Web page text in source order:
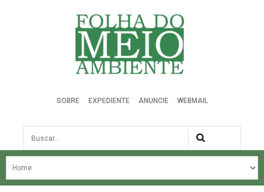
Folha do Meio Ambiente
SOBRE EXPEDIENTE ANUNCIE WEBMAIL
Busca
NOSSA HISTÓRIA